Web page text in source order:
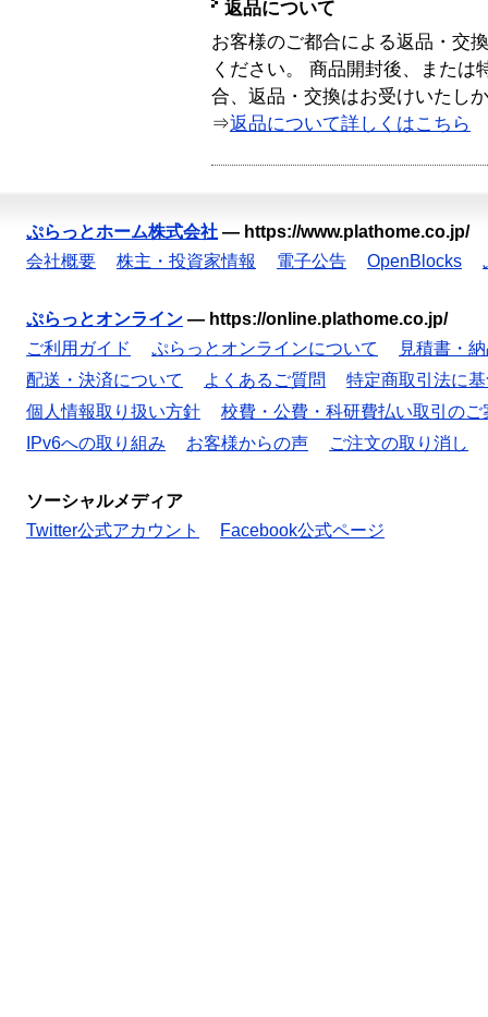
返品について
お客様のご都合による返品・交
ください。 商品開封後、または
合、返品・交換はお受けいたし
⇒返品について詳しくはこちら
ぷらっとホーム株式会社 — https://www.plathome.co.jp/
会社概要
株主・投資家情報 電子公告 OpenBlocks
ぷらっとオンライン — https://online.plathome.co.jp/
ご利用ガイド
ぷらっとオンラインについて
見積書・
配送・決済について
よくあるご質問
特定商取引法に
個人情報取り扱い方針
校費・公費・科研費払い取引のご
IPv6への取り組み
お客様からの声 ご注文の取り消し
ソーシャルメディア
Twitter公式アカウント
Facebook公式ページ